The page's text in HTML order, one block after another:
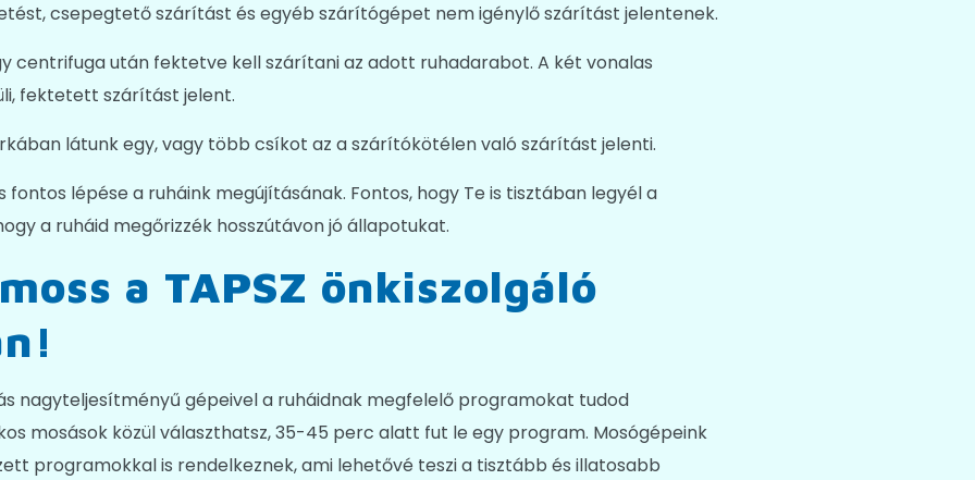
csepegtető szárítást és egyéb szárítógépet nem igénylő szárítást jelentenek.
centrifuga után fektetve kell szárítani az adott ruhadarabot. A két vonalas
fektetett szárítást jelent.
látunk egy, vagy több csíkot az a szárítókötélen való szárítást jelenti.
fontos lépése a ruháink megújításának. Fontos, hogy Te is tisztában legyél a
a ruháid megőrizzék hosszútávon jó állapotukat.
a TAPSZ önkiszolgáló
nagyteljesítményű gépeivel a ruháidnak megfelelő programokat tudod
mosások közül választhatsz, 35-45 perc alatt fut le egy program. Mosógépeink
programokkal is rendelkeznek, ami lehetővé teszi a tisztább és illatosabb